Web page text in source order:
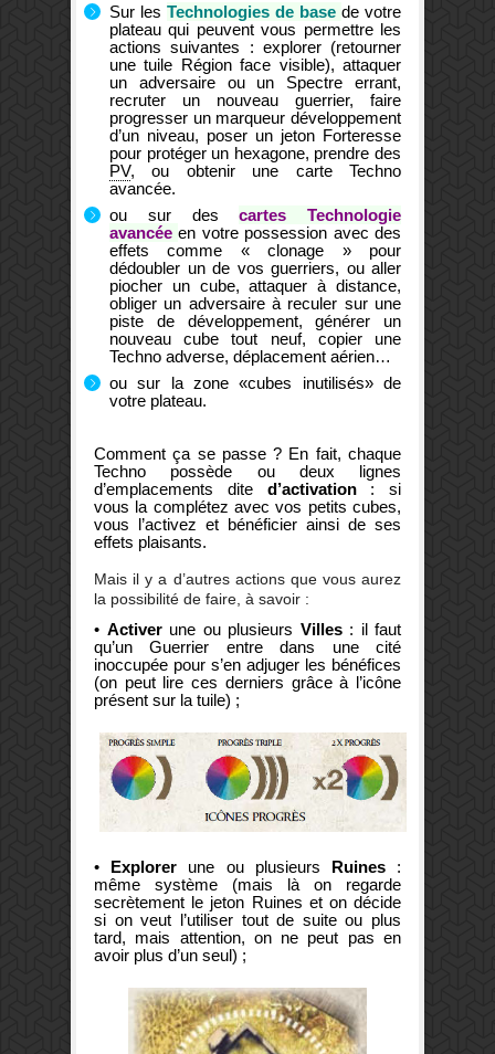
Sur les Technologies de base de votre
plateau qui peuvent vous permettre les
actions suivantes : explorer (retourner
une tuile Région face visible), attaquer
un adversaire ou un Spectre errant,
recruter un nouveau guerrier, faire
progresser un marqueur développement
d’un niveau, poser un jeton Forteresse
pour protéger un hexagone, prendre des
PV, ou obtenir une carte Techno
avancée.
ou sur descartes Technologie
avancéeen votre possession avec des
effets comme « clonage » pour
dédoubler un de vos guerriers, ou aller
piocher un cube, attaquer à distance,
obliger un adversaire à reculer sur une
piste de développement, générer un
nouveau cube tout neuf, copier une
Techno adverse, déplacement aérien…
ou sur la zone «cubes inutilisés» de
votre plateau.
Comment ça se passe ? En fait, chaque
Techno possède ou deux lignes
d’emplacements dite d’activation: si
vous la complétez avec vos petits cubes,
vous l’activez et bénéficier ainsi de ses
effets plaisants.
Mais il y a d’autres actions que vous aurez
la possibilité de faire, à savoir :
• Activer une ou plusieurs Villes : il faut
qu’un Guerrier entre dans une cité
inoccupée pour s’en adjuger les bénéfices
(on peut lire ces derniers grâce à l’icône
présent sur la tuile) ;
• Explorer une ou plusieurs Ruines :
même système (mais là on regarde
secrètement le jeton Ruines et on décide
si on veut l’utiliser tout de suite ou plus
tard, mais attention, on ne peut pas en
avoir plus d’un seul) ;